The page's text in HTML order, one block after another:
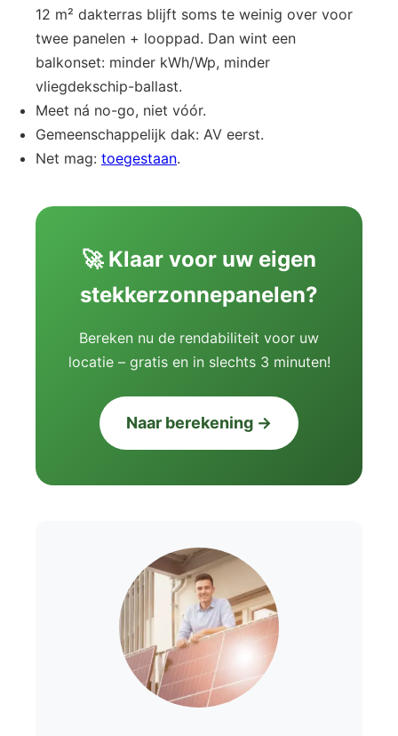
12 m² dakterras blijft soms te weinig over voor
twee panelen + looppad. Dan wint een
balkonset: minder kWh/Wp, minder
vliegdekschip-ballast.
Meet ná no-go, niet vóór.
Gemeenschappelijk dak: AV eerst.
Net mag: toegestaan.
🚀 Klaar voor uw eigen
stekkerzonnepanelen?
Bereken nu de rendabiliteit voor uw
locatie – gratis en in slechts 3 minuten!
Naar berekening →